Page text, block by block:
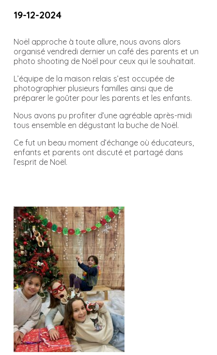
19-12-2024
Noël approche à toute allure, nous avons alors
organisé vendredi dernier un café des parents et un
photo shooting de Noël pour ceux qui le souhaitait.
L’équipe de la maison relais s’est occupée de
photographier plusieurs familles ainsi que de
préparer le goûter pour les parents et les enfants.
Nous avons pu profiter d’une agréable après-midi
tous ensemble en dégustant la buche de Noël.
Ce fut un beau moment d’échange où éducateurs,
enfants et parents ont discuté et partagé dans
l’esprit de Noël.